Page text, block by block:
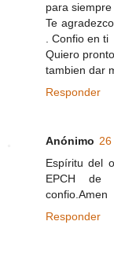
para siempre
Te
. Confio en ti
Quiero
tambien dar
Responder
Anónimo
Espíritu del
EPCH de
confio.Amen
Responder